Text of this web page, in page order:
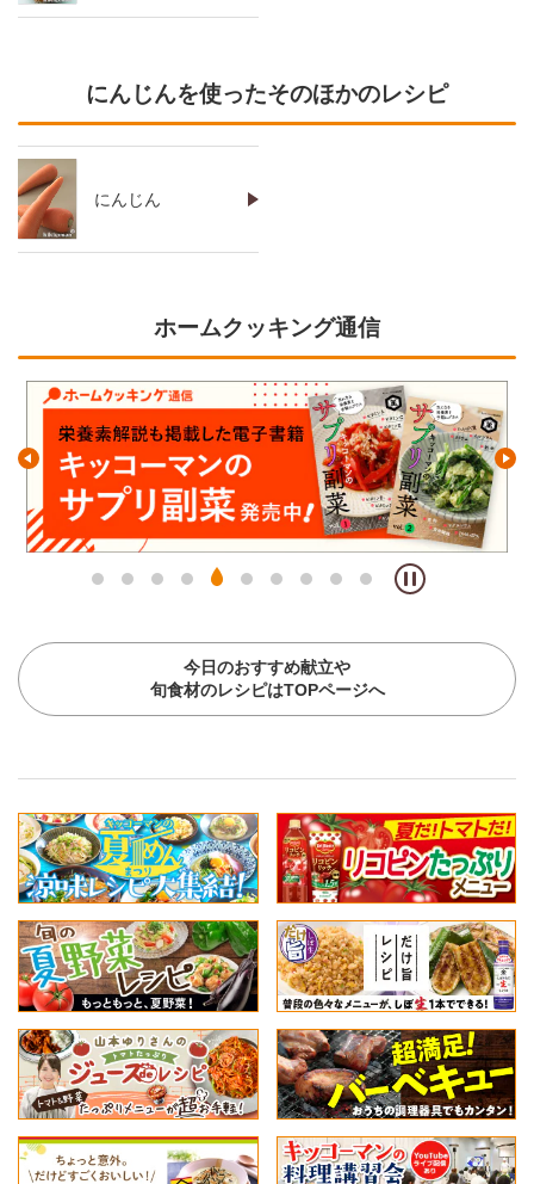
にんじんを使ったそのほかのレシピ
にんじん
ホームクッキング通信
今日のおすすめ献立や
旬食材のレシピはTOPページへ